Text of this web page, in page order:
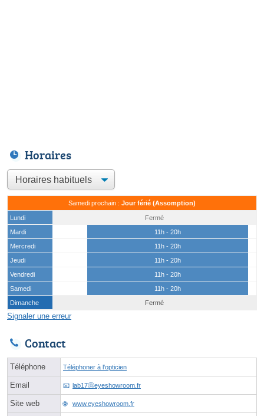
Horaires
Samedi prochain : Jour férié (Assomption)
Lundi
Fermé
Mardi
11h - 20h
Mercredi
11h - 20h
Jeudi
11h - 20h
Vendredi
11h - 20h
Samedi
11h - 20h
Dimanche
Fermé
Signaler une erreur
Contact
Téléphone Téléphoner à l'opticien
Email lab17ⓐeyeshowroom.fr
Site web www.eyeshowroom.fr